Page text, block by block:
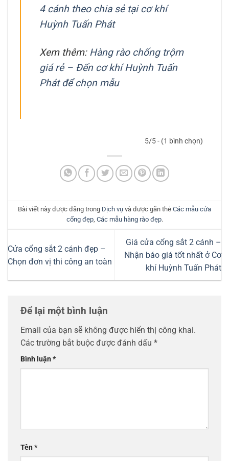
4 cánh theo chia sẻ tại cơ khí
Huỳnh Tuấn Phát
Xem thêm: Hàng rào chống trộm
giá rẻ – Đến cơ khí Huỳnh Tuấn
Phát để chọn mẫu
5/5 - (1 bình chọn)
Bài viết này được đăng trong Dịch vụ và được gắn thẻ Các mẫu cửa
cổng đẹp, Các mẫu hàng rào đẹp.
Cửa cổng sắt 2 cánh đẹp –
Chọn đơn vị thi công an toàn
Giá cửa cổng sắt 2 cánh –
Nhận báo giá tốt nhất ở Cơ
khí Huỳnh Tuấn Phát
Để lại một bình luận
Email của bạn sẽ không được hiển thị công khai.
Các trường bắt buộc được đánh dấu *
Bình luận*
Tên*